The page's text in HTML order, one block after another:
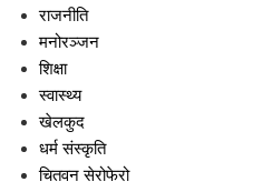
राजनीति
मनोरञ्जन
शिक्षा
स्वास्थ्य
खेलकुद
धर्म संस्कृति
चितवन सेरोफेरो